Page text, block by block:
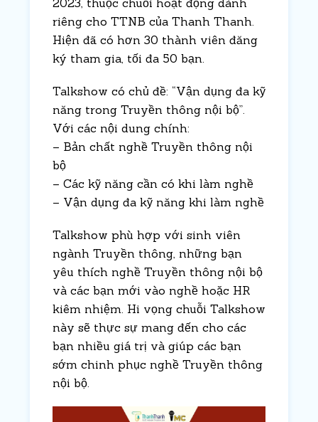
riêng cho TTNB của Thanh Thanh.
Hiện đã có hơn 30 thành viên đăng
ký tham gia, tối đa 50 bạn.
Talkshow có chủ đề: “Vận dụng đa kỹ
năng trong Truyền thông nội bộ”.
Với các nội dung chính:
– Bản chất nghề Truyền thông nội
bộ
– Các kỹ năng cần có khi làm nghề
– Vận dụng đa kỹ năng khi làm nghề
Talkshow phù hợp với sinh viên
ngành Truyền thông, những bạn
yêu thích nghề Truyền thông nội bộ
và các bạn mới vào nghề hoặc HR
kiêm nhiệm. Hi vọng chuỗi Talkshow
này sẽ thực sự mang đến cho các
bạn nhiều giá trị và giúp các bạn
sớm chinh phục nghề Truyền thông
nội bộ.